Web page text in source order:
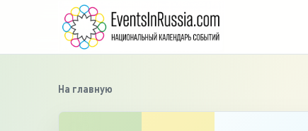
На главную
‹